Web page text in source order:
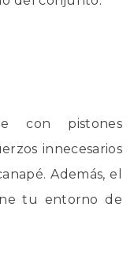
con pistones
innecesarios
Además, el
tu entorno de